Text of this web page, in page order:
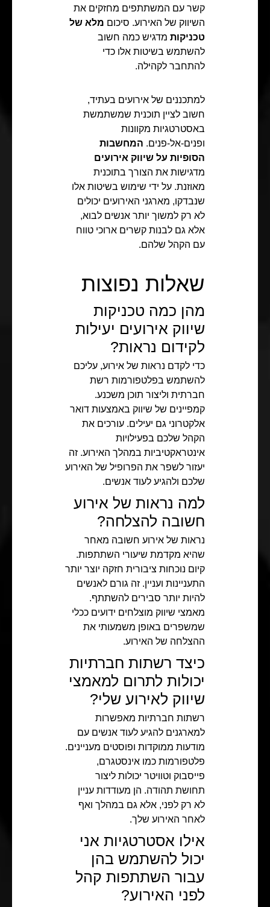
קשר עם המשתתפים מחזקים את
השיווק של האירוע. סיכום מלא של
טכניקות מדגיש כמה חשוב
להשתמש בשיטות אלו כדי
להתחבר לקהילה.
למתכננים של אירועים בעתיד,
חשוב לציין תוכנית שמשתמשת
באסטרטגיות מקוונות
ופנים-אל-פנים. המחשבות
הסופיות על שיווק אירועים
מדגישות את הצורך בתוכנית
מאוזנת. על ידי שימוש בשיטות אלו
שנבדקו, מארגני האירועים יכולים
לא רק למשוך יותר אנשים לבוא,
אלא גם לבנות קשרים ארוכי טווח
עם הקהל שלהם.
שאלות נפוצות
מהן כמה טכניקות
שיווק אירועים יעילות
לקידום נראות?
כדי לקדם נראות של אירוע, עליכם
להשתמש בפלטפורמות רשת
חברתית וליצור תוכן משכנע.
קמפיינים של שיווק באמצעות דואר
אלקטרוני גם יעילים. עורכים את
הקהל שלכם בפעילויות
אינטראקטיביות במהלך האירוע. זה
יעזור לשפר את הפרופיל של האירוע
שלכם ולהגיע לעוד אנשים.
למה נראות של אירוע
חשובה להצלחה?
נראות של אירוע חשובה מאחר
שהיא מקדמת שיעורי השתתפות.
קיום נוכחות ציבורית חזקה יוצר יותר
התעניינות ועניין. זה גורם לאנשים
להיות יותר סבירים להשתתף.
מאמצי שיווק מוצלחים ידועים ככלי
שמשפרים באופן משמעותי את
ההצלחה של האירוע.
כיצד רשתות חברתיות
יכולות לתרום למאמצי
שיווק לאירוע שלי?
רשתות חברתיות מאפשרות
למארגנים להגיע לעוד אנשים עם
מודעות ממוקדות ופוסטים מעניינים.
פלטפורמות כמו אינסטגרם,
פייסבוק וטוויטר יכולות ליצור
תחושת תהודה. הן מעודדות עניין
לא רק לפני, אלא גם במהלך ואף
לאחר האירוע שלך.
אילו אסטרטגיות אני
יכול להשתמש בהן
עבור השתתפות קהל
לפני האירוע?